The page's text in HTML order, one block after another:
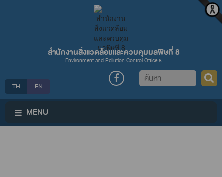
สำนักงานสิ่งแวดล้อมและควบคุมมลพิษที่ 8
Environment and Pollution Control Office 8
TH EN
ค้นหา
MENU